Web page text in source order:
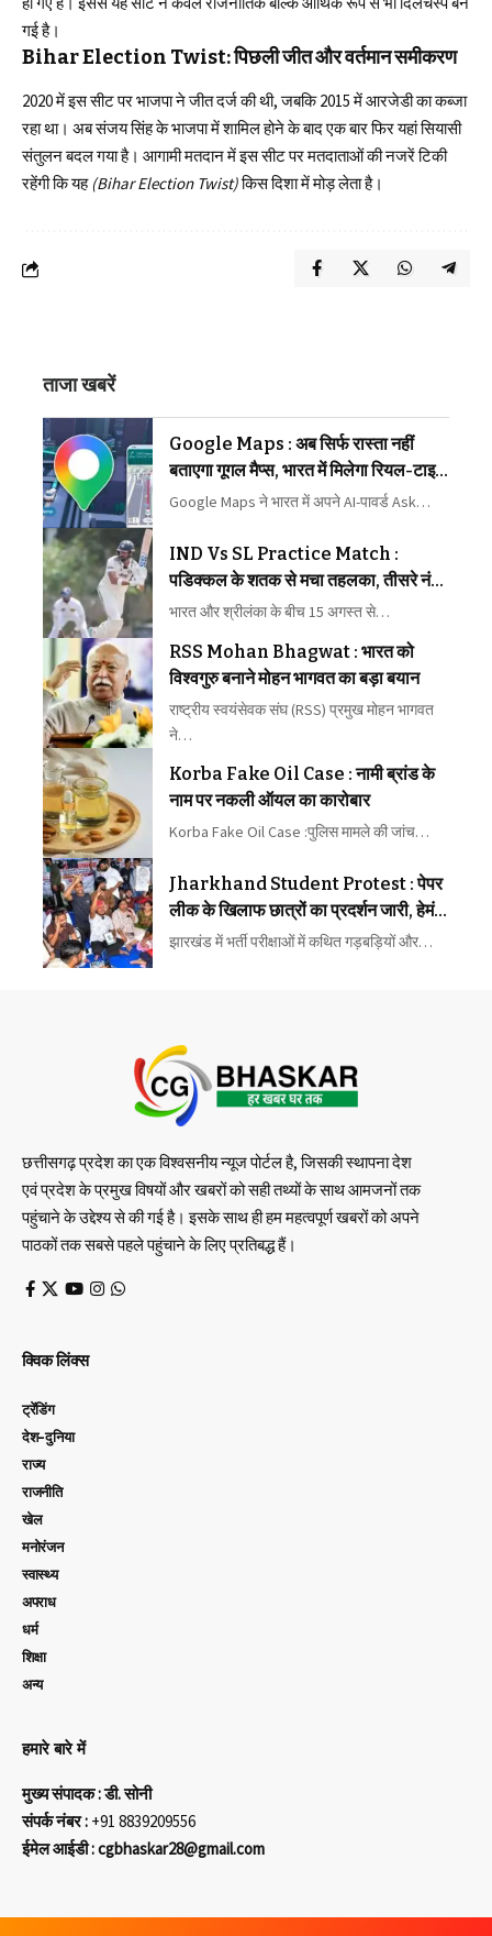
गई है।
Bihar Election Twist: पिछली जीत और वर्तमान समीकरण
2020 में इस सीट पर भाजपा ने जीत दर्ज की थी, जबकि 2015 में आरजेडी का कब्जा
रहा था। अब संजय सिंह के भाजपा में शामिल होने के बाद एक बार फिर यहां सियासी
संतुलन बदल गया है। आगामी मतदान में इस सीट पर मतदाताओं की नजरें टिकी
रहेंगी कि यह (Bihar Election Twist)किस दिशा में मोड़ लेता है।
ताजा खबरें
Google Maps : अब सिर्फ रास्ता नहीं
बताएगा गूगल मैप्स, भारत में मिलेगा रियल-टाइम
ट्रांजिट डेटा
Google Maps ने भारत में अपने AI-पावर्ड Ask…
IND Vs SL Practice Match :
पडिक्कल के शतक से मचा तहलका, तीसरे नंबर
के लिए ठोकी मजबूत दावेदारी, गुरनूर ने भी
भारत और श्रीलंका के बीच 15 अगस्त से…
RSS Mohan Bhagwat : भारत को
विश्वगुरु बनाने मोहन भागवत का बड़ा बयान
राष्ट्रीय स्वयंसेवक संघ (RSS) प्रमुख मोहन भागवत
ने…
Korba Fake Oil Case : नामी ब्रांड के
नाम पर नकली ऑयल का कारोबार
Korba Fake Oil Case :पुलिस मामले की जांच…
Jharkhand Student Protest : पेपर
लीक के खिलाफ छात्रों का प्रदर्शन जारी, हेमंत
सोरेन सरकार से दूसरे दौर की वार्ता भी बेनतीजा
झारखंड में भर्ती परीक्षाओं में कथित गड़बड़ियों और…
छत्तीसगढ़ प्रदेश का एक विश्वसनीय न्यूज पोर्टल है, जिसकी स्थापना देश
एवं प्रदेश के प्रमुख विषयों और खबरों को सही तथ्यों के साथ आमजनों तक
पहुंचाने के उद्देश्य से की गई है। इसके साथ ही हम महत्वपूर्ण खबरों को अपने
पाठकों तक सबसे पहले पहुंचाने के लिए प्रतिबद्ध हैं।
क्विक लिंक्स
ट्रेंडिंग
देश-दुनिया
राज्य
राजनीति
खेल
मनोरंजन
स्वास्थ्य
अपराध
धर्म
शिक्षा
अन्य
हमारे बारे में
मुख्य संपादक : डी. सोनी
संपर्क नंबर : +91 8839209556
ईमेल आईडी : cgbhaskar28@gmail.com